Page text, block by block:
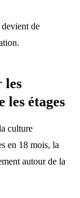
de
les
les étages
culture
en 18 mois, la
autour de la